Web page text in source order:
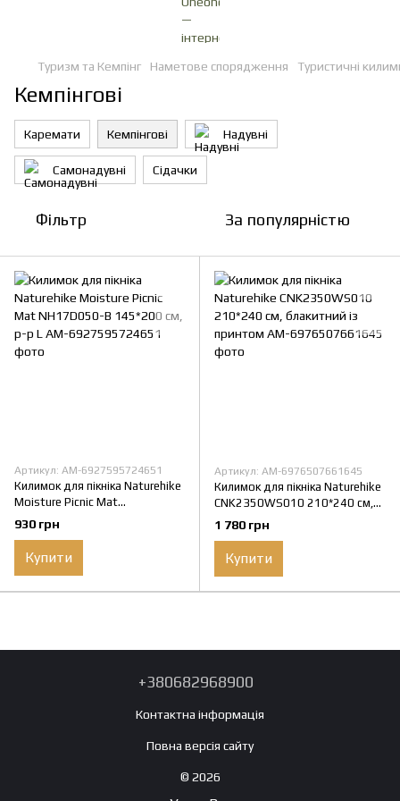
Туризм та Кемпінг Наметове спорядження Туристичні
Кемпінгові
Каремати Кемпінгові Надувні
Самонадувні Сідачки
Фільтр За популярністю
Артикул: AM-6927595724651
Килимок для пікніка Naturehike
Moisture Picnic Mat
NH17D050-B 145*200 см, р-р
930 грн
Купити
Артикул: AM-6976507661645
Килимок для пікніка Naturehike
CNK2350WS010 210*240 см,
блакитний із принтом
1 780 грн
Купити
+380682968900
Контактна інформація
Повна версія сайту
© 2026